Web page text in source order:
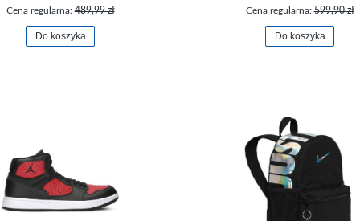
Cena regularna:489,99 zł
Do koszyka
Cena regularna:599,90 zł
Do koszyka